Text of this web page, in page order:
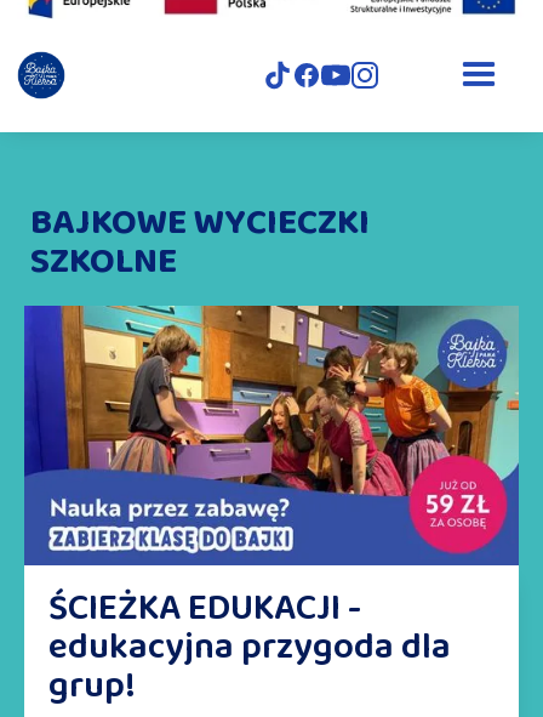
BAJKOWE WYCIECZKI
SZKOLNE
ŚCIEŻKA EDUKACJI -
edukacyjna przygoda dla
grup!